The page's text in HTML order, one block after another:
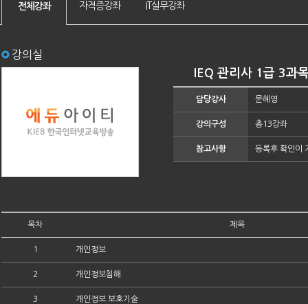
전체강좌 자격증강좌 IT실무강좌
강의실
IEQ 관리사 1급 3과
담당강사 문혜영
강의구성 총13강좌
참고사항 등록후 확인이
목차 제목
1 개인정보
2 개인정보침해
3 개인정보 보호기술